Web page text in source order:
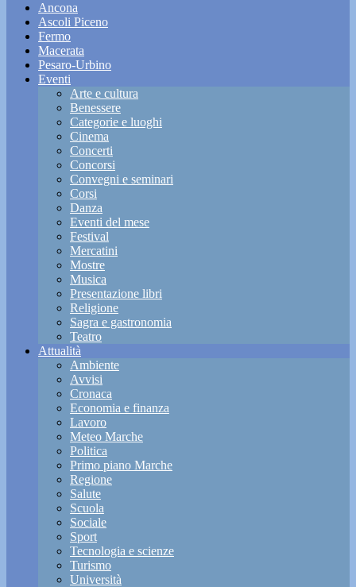
Ancona
Ascoli Piceno
Fermo
Macerata
Pesaro-Urbino
Eventi
Arte e cultura
Benessere
Categorie e luoghi
Cinema
Concerti
Concorsi
Convegni e seminari
Corsi
Danza
Eventi del mese
Festival
Mercatini
Mostre
Musica
Presentazione libri
Religione
Sagra e gastronomia
Teatro
Attualità
Ambiente
Avvisi
Cronaca
Economia e finanza
Lavoro
Meteo Marche
Politica
Primo piano Marche
Regione
Salute
Scuola
Sociale
Sport
Tecnologia e scienze
Turismo
Università